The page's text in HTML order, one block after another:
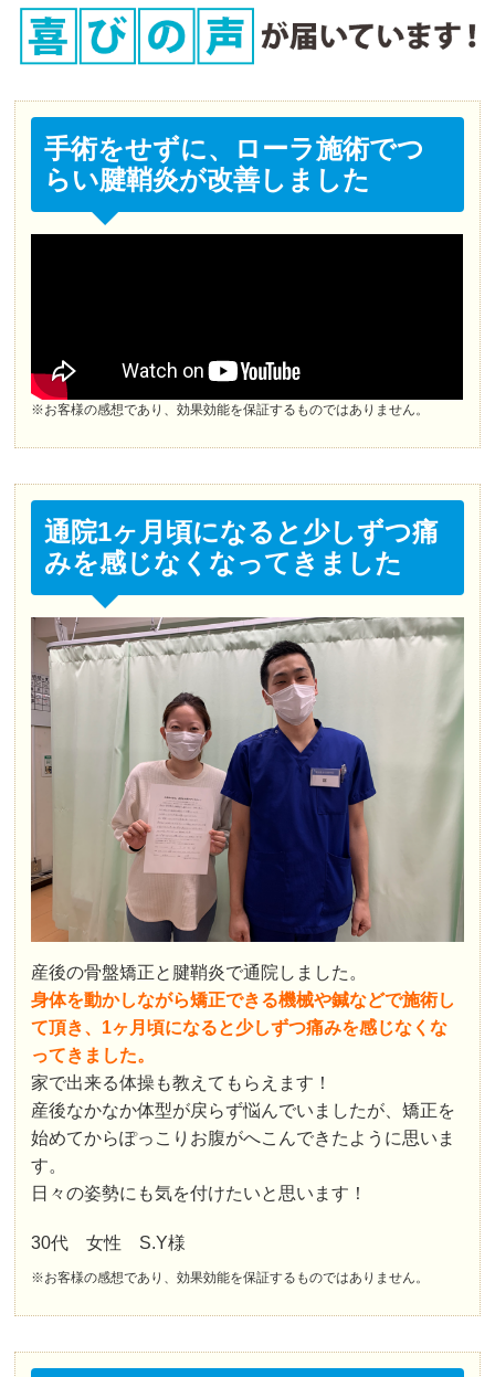
手術をせずに、ローラ施術でつ
らい腱鞘炎が改善しました
※お客様の感想であり、効果効能を保証するものではありません。
通院1ヶ月頃になると少しずつ痛
みを感じなくなってきました
産後の骨盤矯正と腱鞘炎で通院しました。
身体を動かしながら矯正できる機械や鍼などで施術し
て頂き、1ヶ月頃になると少しずつ痛みを感じなくな
ってきました。
家で出来る体操も教えてもらえます！
産後なかなか体型が戻らず悩んでいましたが、矯正を
始めてからぽっこりお腹がへこんできたように思いま
す。
日々の姿勢にも気を付けたいと思います！
30代 女性 S.Y様
※お客様の感想であり、効果効能を保証するものではありません。